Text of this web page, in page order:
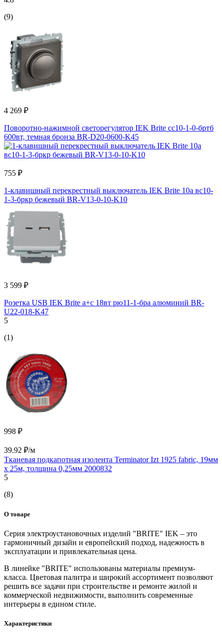
(9)
4 269 ₽
Поворотно-нажимной светорегулятор IEK Brite сс10-1-0-бртб
600вт, темная бронза BR-D20-0600-K45
755 ₽
1-клавишный перекрестный выключатель IEK Brite 10а вс10-
1-3-бркр бежевый BR-V13-0-10-K10
3 599 ₽
Розетка USB IEK Brite a+c 18вт рю11-1-бра алюминий BR-
U22-018-K47
5
(1)
998 ₽
39.92 ₽/м
Тканевая подкапотная изолента Terminator Izt 1925 fabric, 19мм
х 25м, толщина 0,25мм 2000832
5
(8)
О товаре
Серия электроустановочных изделий "BRITE" IEK – это
гармоничный дизайн и европейский подход, надежность в
эксплуатации и привлекательная цена.
В линейке "BRITE" использованы материалы премиум-
класса. Цветовая палитра и широкий ассортимент позволяют
решить все задачи при строительстве и ремонте жилой и
коммерческой недвижимости, выполнить современные
интерьеры в едином стиле.
Характеристики